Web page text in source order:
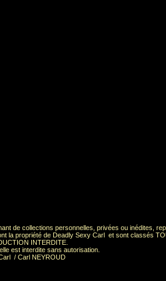
de collections personnelles, privées ou inédites,
la propriété de Deadly Sexy Carl et sont classés
INTERDITE.
est interdite sans autorisation.
/ Carl NEYROUD